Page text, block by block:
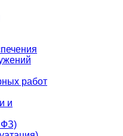
работ
и
ФЗ)